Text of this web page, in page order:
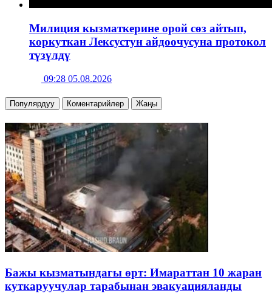
Милиция кызматкерине орой сөз айтып,
коркуткан Лексустун айдоочусуна протокол
түзүлдү
09:28 05.08.2026
Популярдуу Коментарийлер Жаңы
Бажы кызматындагы өрт: Имараттан 10 жаран
куткаруучулар тарабынан эвакуацияланды